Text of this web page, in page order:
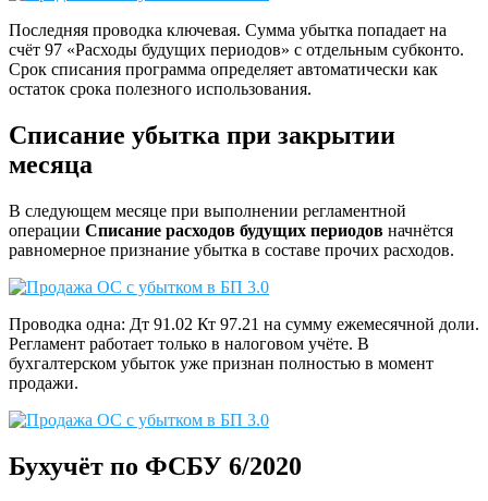
Последняя проводка ключевая. Сумма убытка попадает на
счёт 97 «Расходы будущих периодов» с отдельным субконто.
Срок списания программа определяет автоматически как
остаток срока полезного использования.
Списание убытка при закрытии
месяца
В следующем месяце при выполнении регламентной
операции Списание расходов будущих периодов начнётся
равномерное признание убытка в составе прочих расходов.
Проводка одна: Дт 91.02 Кт 97.21 на сумму ежемесячной доли.
Регламент работает только в налоговом учёте. В
бухгалтерском убыток уже признан полностью в момент
продажи.
Бухучёт по ФСБУ 6/2020